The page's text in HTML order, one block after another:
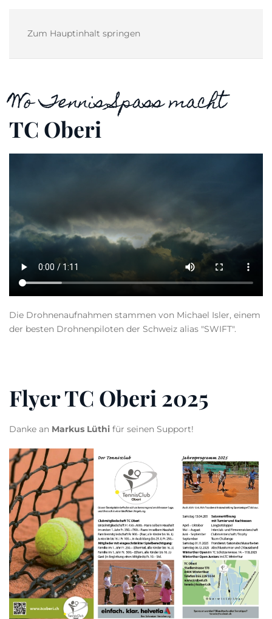
Zum Hauptinhalt springen
Wo Tennis Spass macht
TC Oberi
Die Drohnenaufnahmen stammen von Michael Isler, einem
der besten Drohnenpiloten der Schweiz alias "SWIFT".
Flyer TC Oberi 2025
Danke an Markus Lüthi für seinen Support!